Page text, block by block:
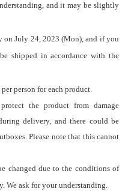
and it may be slightly
July 24, 2023 (Mon), and if you
shipped in accordance with the
person for each product.
the product from damage
delivery, and there could be
Please note that this cannot
changed due to the conditions of
We ask for your understanding.